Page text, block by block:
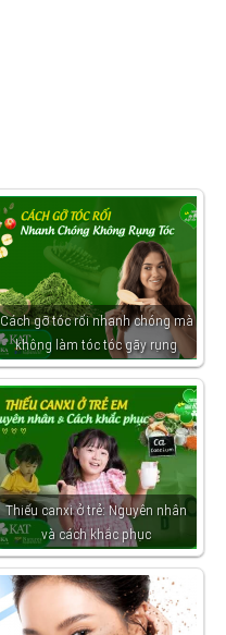
Cách gỡ tóc rối nhanh chóng mà
không làm tóc tóc gãy rụng
Thiếu canxi ở trẻ: Nguyên nhân
và cách khắc phục